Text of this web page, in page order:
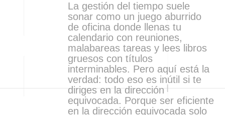
La gestión del tiempo suele
sonar como un juego aburrido
de oficina donde llenas tu
calendario con reuniones,
malabareas tareas y lees libros
gruesos con títulos
interminables. Pero aquí está la
verdad: todo eso es inútil si te
diriges en la dirección
equivocada. Porque ser eficiente
en la dirección equivocada solo